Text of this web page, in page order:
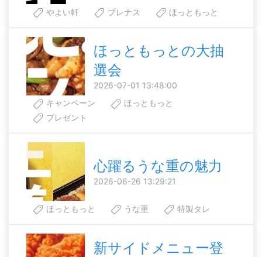
やよい軒
プレナス ほっともっと
ほっともっとの大抽
選会
2026-07-01 13:48:00
キャンペーン
ほっともっと
プレゼント
心躍るうな重の魅力
2026-06-26 13:29:21
ほっともっと うな重 特製タレ
新サイドメニュー登